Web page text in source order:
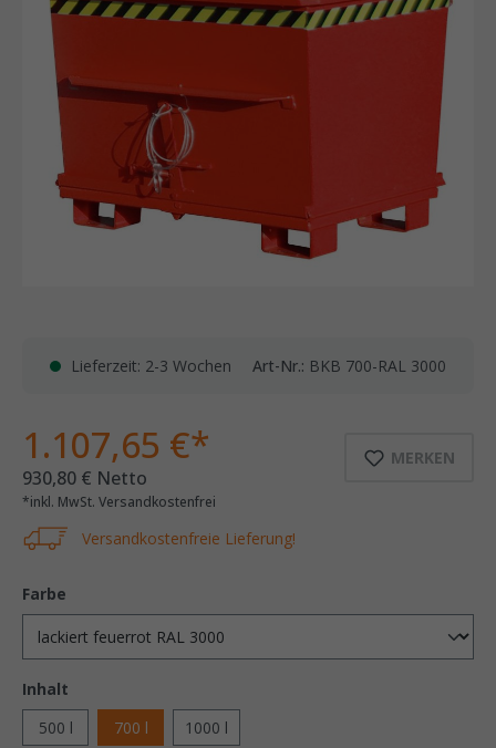
Lieferzeit: 2-3 Wochen Art-Nr.: BKB 700-RAL 3000
MERKEN
1.107,65 €*
930,80 € Netto
*inkl. MwSt. Versandkostenfrei
Versandkostenfreie Lieferung!
Farbe
Inhalt
500 l
700 l 1000 l